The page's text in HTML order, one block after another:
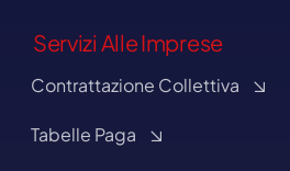
Servizi Alle Imprese
Contrattazione Collettiva
Tabelle Paga